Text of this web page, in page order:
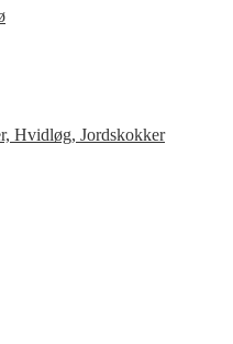
Hvidløg, Jordskokker